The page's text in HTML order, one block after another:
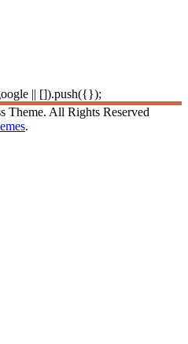
|| []).push({});
Theme. All Rights Reserved
.